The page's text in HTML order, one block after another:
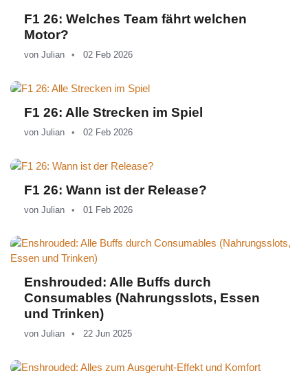
F1 26: Welches Team fährt welchen
Motor?
von Julian 02 Feb 2026
F1 26: Alle Strecken im Spiel
von Julian 02 Feb 2026
F1 26: Wann ist der Release?
von Julian 01 Feb 2026
Enshrouded: Alle Buffs durch
Consumables (Nahrungsslots, Essen
und Trinken)
von Julian 22 Jun 2025